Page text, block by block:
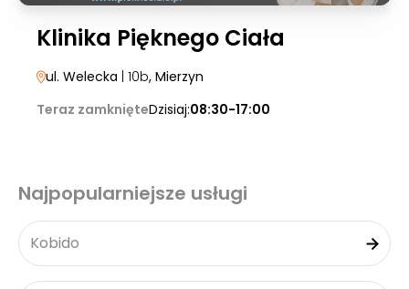
Klinika Pięknego Ciała
ul. Welecka | 10b, Mierzyn
Teraz zamknięteDzisiaj:08:30-17:00
Najpopularniejsze usługi
Kobido